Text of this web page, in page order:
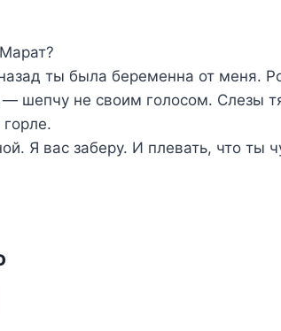
ты была беременна от меня.
шепчу не своим голосом. Слезы
Я вас заберу. И плевать, что ты